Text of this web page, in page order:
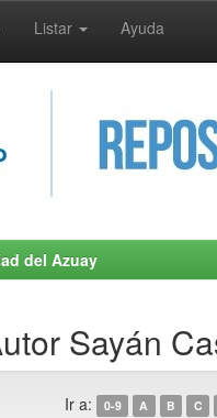
Listar Ayuda
del Azuay
Sayán
Ir a: 0-9 A B C